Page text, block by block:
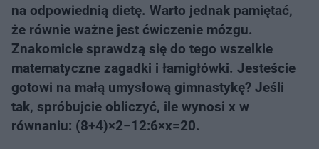
na odpowiednią dietę. Warto jednak pamiętać,
że równie ważne jest ćwiczenie mózgu.
Znakomicie sprawdzą się do tego wszelkie
matematyczne zagadki i łamigłówki. Jesteście
gotowi na małą umysłową gimnastykę? Jeśli
tak, spróbujcie obliczyć, ile wynosi x w
równaniu: (8+4)×2−12:6×x=20.